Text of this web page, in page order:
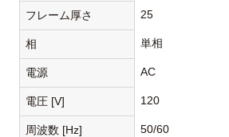
フレーム厚さ 25
相 単相
電源 AC
電圧 [V] 120
周波数 [Hz] 50/60